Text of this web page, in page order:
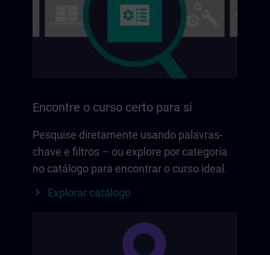
Encontre o curso certo para si
Pesquise diretamente usando palavras-
chave e filtros – ou explore por categoria
no catálogo para encontrar o curso ideal.
Explorar catálogo